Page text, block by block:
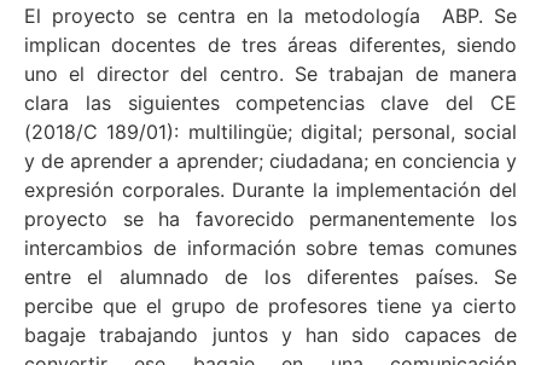
El proyecto se centra en la metodología ABP. Se
implican docentes de tres áreas diferentes, siendo
uno el director del centro. Se trabajan de manera
clara las siguientes competencias clave del CE
(2018/C 189/01): multilingüe; digital; personal, social
y de aprender a aprender; ciudadana; en conciencia y
expresión corporales. Durante la implementación del
proyecto se ha favorecido permanentemente los
intercambios de información sobre temas comunes
entre el alumnado de los diferentes países. Se
percibe que el grupo de profesores tiene ya cierto
bagaje trabajando juntos y han sido capaces de